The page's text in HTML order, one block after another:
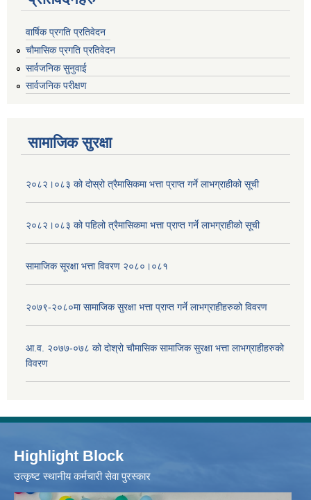
वार्षिक प्रगति प्रतिवेदन
चौमासिक प्रगति प्रतिवेदन
सार्वजनिक सुनुवाई
सार्वजनिक परीक्षण
सामाजिक सुरक्षा
२०८२।०८३ को दोस्रो त्रैमासिकमा भत्ता प्राप्‍त गर्ने लाभग्राहीको सूची
२०८२।०८३ को पहिलो त्रैमासिकमा भत्ता प्राप्‍त गर्ने लाभग्राहीको सूची
सामाजिक सूरक्षा भत्ता विवरण २०८०।०८१
२०७९-२०८०मा सामाजिक सुरक्षा भत्ता प्राप्त गर्ने लाभग्राहीहरुको विवरण
आ.व. २०७७-०७८ को दोश्रो चौमासिक सामाजिक सुरक्षा भत्ता लाभग्राहीहरुको
विवरण
Highlight Block
उत्‍कृष्ट स्थानीय कर्मचारी सेवा पुरस्कार